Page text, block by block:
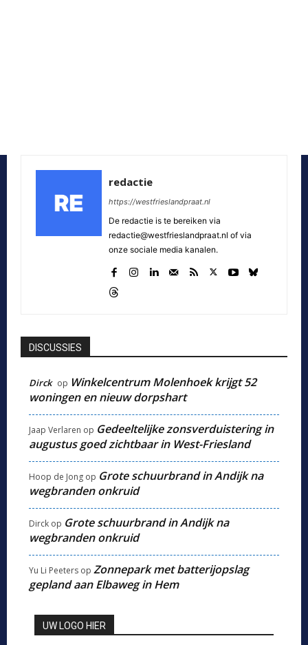
redactie
https://westfrieslandpraat.nl
De redactie is te bereiken via
redactie@westfrieslandpraat.nl of via
onze sociale media kanalen.
DISCUSSIES
Dirck op Winkelcentrum Molenhoek krijgt 52
woningen en nieuw dorpshart
Jaap Verlaren op Gedeeltelijke zonsverduistering in
augustus goed zichtbaar in West-Friesland
Hoop de Jong op Grote schuurbrand in Andijk na
wegbranden onkruid
Dirck op Grote schuurbrand in Andijk na
wegbranden onkruid
Yu Li Peeters op Zonnepark met batterijopslag
gepland aan Elbaweg in Hem
UW LOGO HIER